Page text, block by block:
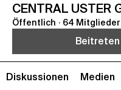
CENTRAL USTER
Öffentlich · 64 Mitglieder
Beitreten
Diskussionen Medien